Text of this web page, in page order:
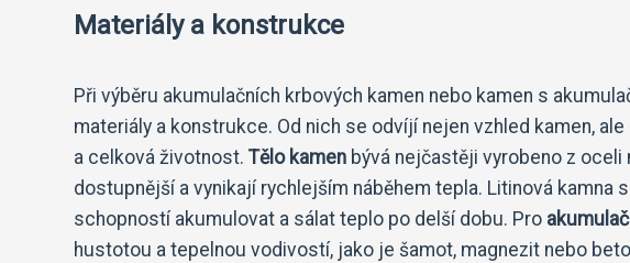
Materiály a konstrukce
Při výběru akumulačních krbových kamen nebo kamen s
materiály a konstrukce. Od nich se odvíjí nejen vzhled kamen,
a celková životnost. Tělo kamen bývá nejčastěji vyrobeno z
dostupnější a vynikají rychlejším náběhem tepla. Litinová kamna
schopností akumulovat a sálat teplo po delší dobu. Pro
hustotou a tepelnou vodivostí, jako je šamot, magnezit nebo